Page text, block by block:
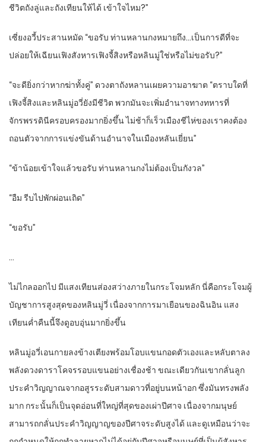
ชีวิตถังลู่และถังเทียนให้ได้ เข้าใจไหม?”
เซี่ยงอวี้ประสานหมัด “ขอรับ ท่านหลานกงหมายถึง…เป็นการดีที่จะ
ปล่อยให้เฉียนเฟิงสังหารเฟิงจี้สิงหรือหลินมู่ใช่หรือไม่ขอรับ?”
“จะดียิ่งกว่าหากฆ่าทั้งคู่” ดวงตาถังหลานเผยความอาฆาต “ตราบใดที่
เฟิงจี้สิงและหลินมู่อวี่ยังมีชีวิต พวกมันจะเพิ่มอำนาจทางทหารที่
จักรพรรดินีครอบครองมากยิ่งขึ้น ไม่ช้าก็เร็วเมืองชีไห่ของเราคงต้อง
ถอนตัวจากการแข่งขันด้านอำนาจในเมืองหลันเยี่ยน”
“ข้าน้อยเข้าใจแล้วขอรับ ท่านหลานกงไม่ต้องเป็นกังวล”
“อืม รีบไปพักผ่อนเถิด”
“ขอรับ”
…
ไม่ไกลออกไป มีแสงเทียนส่องสว่างภายในกระโจมหลัก นี่คือกระโจมผู้
บัญชาการสูงสุดของหลินมู่วี่ เนื่องจากการมาเยือนของฉินอิน แสง
เทียนค่ำคืนนี้จึงดูอบอุ่นมากยิ่งขึ้น
หลินมู่อวี่เอนกายลงข้างเตียงพร้อมโอบแขนกอดตัวเองและหลับตาลง
พลังดวงดาราโคจรรอบแขนอย่างเชื่องช้า ขณะเดียวกันเขากลั่นลูก
ประคำวิญญาณจากอสูรระดับสามดาวที่อยู่บนหน้าอก ซึ่งมันทรงพลัง
มาก กระนั้นก็เป็นจุดอ่อนที่ใหญ่ที่สุดของเผ่าปีศาจ เนื่องจากมนุษย์
สามารถกลั่นประคำวิญญาญของปีศาจระดับสูงได้ และดูเหมือนว่าจะ